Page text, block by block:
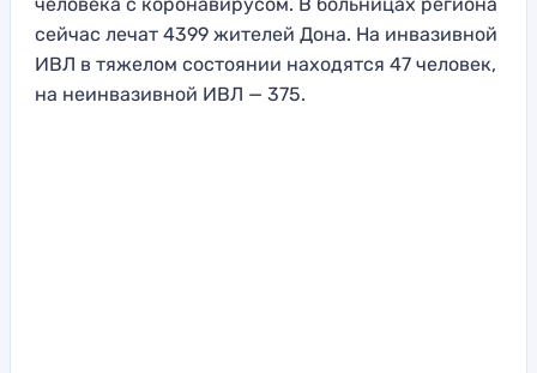
сейчас лечат 4399 жителей Дона. На инвазивной
ИВЛ в тяжелом состоянии находятся 47 человек,
на неинвазивной ИВЛ — 375.